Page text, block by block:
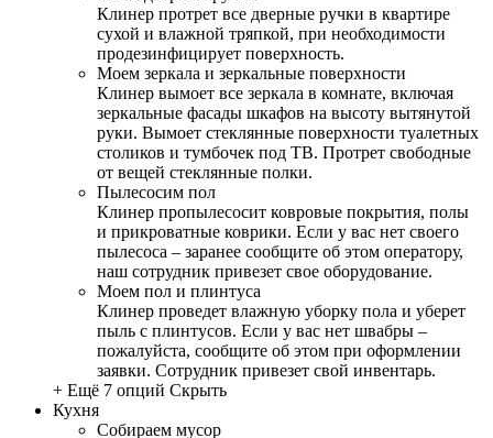
Клинер протрет все дверные ручки в квартире
сухой и влажной тряпкой, при необходимости
продезинфицирует поверхность.
Моем зеркала и зеркальные поверхности
Клинер вымоет все зеркала в комнате, включая
зеркальные фасады шкафов на высоту вытянутой
руки. Вымоет стеклянные поверхности туалетных
столиков и тумбочек под ТВ. Протрет свободные
от вещей стеклянные полки.
Пылесосим пол
Клинер пропылесосит ковровые покрытия, полы
и прикроватные коврики. Если у вас нет своего
пылесоса – заранее сообщите об этом оператору,
наш сотрудник привезет свое оборудование.
Моем пол и плинтуса
Клинер проведет влажную уборку пола и уберет
пыль с плинтусов. Если у вас нет швабры –
пожалуйста, сообщите об этом при оформлении
заявки. Сотрудник привезет свой инвентарь.
+ Ещё 7 опций Скрыть
Кухня
Собираем мусор